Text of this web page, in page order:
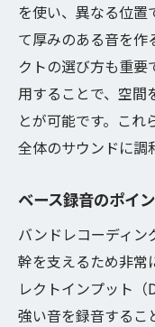
を使い、異なる位
て厚みのある音を作
クトの選び方も重要
用することで、空間
とが可能です。これ
全体のサウンドに調
ベース録音のポイ
バンドレコーディン
幹を支えるため非常
レクトインプット
強い音を録音するこ